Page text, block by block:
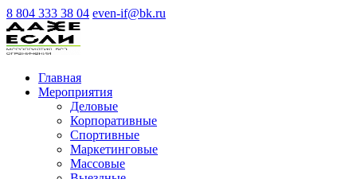
8 804 333 38 04 even-if@bk.ru
Главная
Мероприятия
Деловые
Корпоративные
Спортивные
Маркетинговые
Массовые